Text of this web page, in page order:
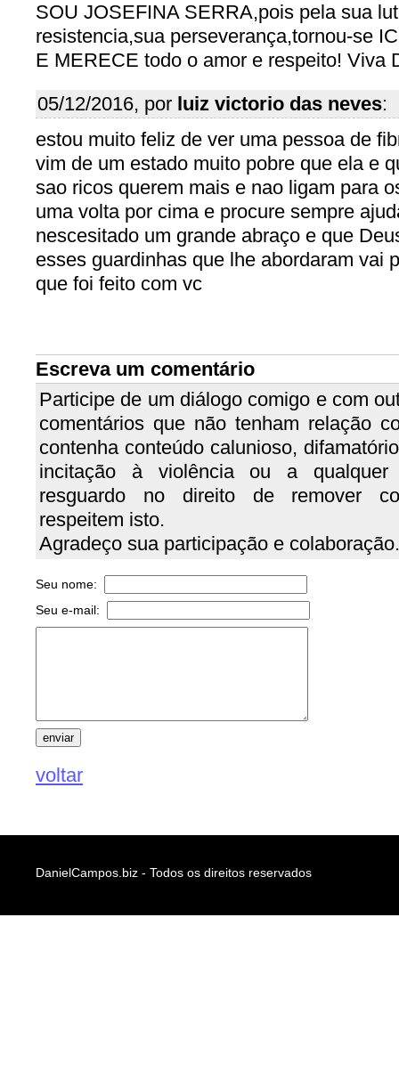
SOU JOSEFINA SERRA,pois pela sua
resistencia,sua perseverança,tornou-se
E MERECE todo o amor e respeito! Viva
05/12/2016, por luiz victorio das neves:
estou muito feliz de ver uma pessoa de
vim de um estado muito pobre que ela e
sao ricos querem mais e nao ligam para
uma volta por cima e procure sempre
nescesitado um grande abraço e que
esses guardinhas que lhe abordaram vai
que foi feito com vc
Escreva um comentário
Participe de um diálogo comigo e com
comentários que não tenham relação
contenha conteúdo calunioso,
incitação à violência ou a qualquer
resguardo no direito de remover
respeitem isto.
Agradeço sua participação e colaboração.
Seu nome:
Seu e-mail:
voltar
DanielCampos.biz - Todos os direitos reservados